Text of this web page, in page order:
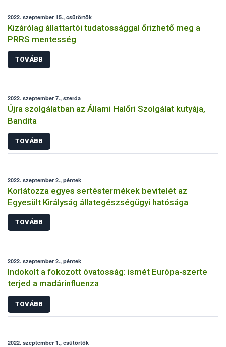
2022. szeptember 15., csütörtök
Kizárólag állattartói tudatossággal őrizhető meg a
PRRS mentesség
TOVÁBB
2022. szeptember 7., szerda
Újra szolgálatban az Állami Halőri Szolgálat kutyája,
Bandita
TOVÁBB
2022. szeptember 2., péntek
Korlátozza egyes sertéstermékek bevitelét az
Egyesült Királyság állategészségügyi hatósága
TOVÁBB
2022. szeptember 2., péntek
Indokolt a fokozott óvatosság: ismét Európa-szerte
terjed a madárinfluenza
TOVÁBB
2022. szeptember 1., csütörtök